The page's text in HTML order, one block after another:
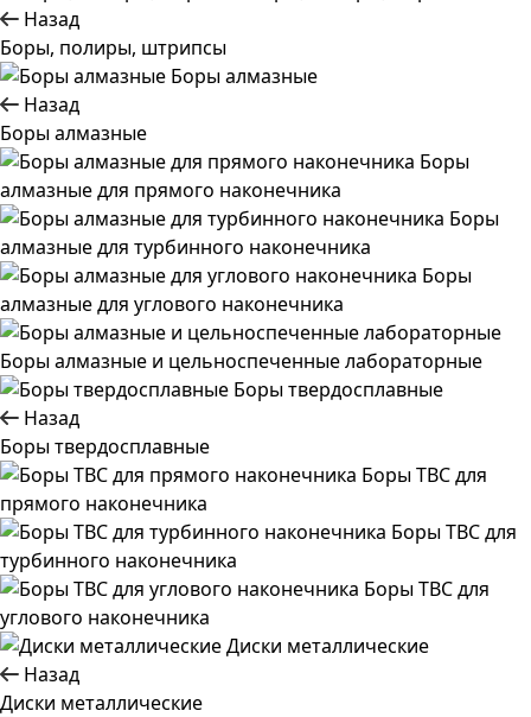
Назад
Боры, полиры, штрипсы
Боры алмазные
Назад
Боры алмазные
Боры
алмазные для прямого наконечника
Боры
алмазные для турбинного наконечника
Боры
алмазные для углового наконечника
Боры алмазные и цельноспеченные лабораторные
Боры твердосплавные
Назад
Боры твердосплавные
Боры ТВС для
прямого наконечника
Боры ТВС для
турбинного наконечника
Боры ТВС для
углового наконечника
Диски металлические
Назад
Диски металлические